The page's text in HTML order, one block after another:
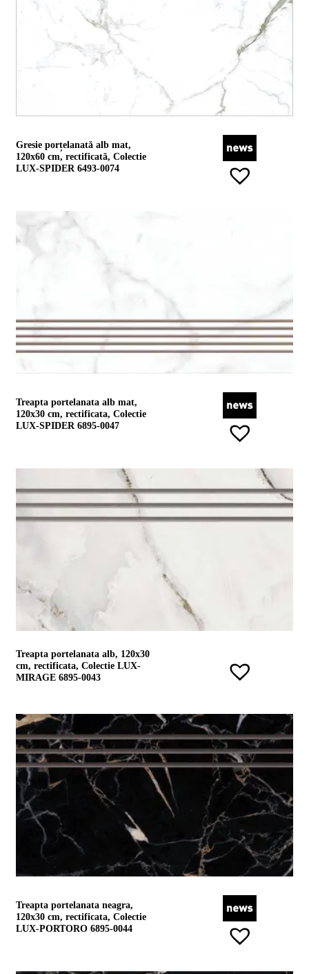
Gresie porțelanată alb mat,
120x60 cm, rectificată, Colectie
LUX-SPIDER 6493-0074
Treapta portelanata alb mat,
120x30 cm, rectificata, Colectie
LUX-SPIDER 6895-0047
Treapta portelanata alb, 120x30
cm, rectificata, Colectie LUX-
MIRAGE 6895-0043
Treapta portelanata neagra,
120x30 cm, rectificata, Colectie
LUX-PORTORO 6895-0044